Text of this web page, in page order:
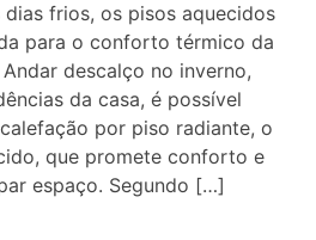
frios, os pisos aquecidos
para o conforto térmico da
descalço no inverno,
da casa, é possível
por piso radiante, o
que promete conforto e
espaço. Segundo […]